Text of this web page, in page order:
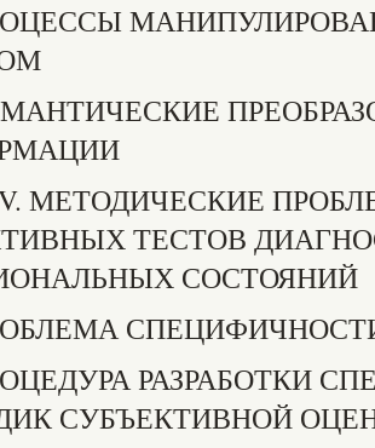
МЕТОДИЧЕСКИЕ
ТЕСТОВ
СОСТОЯНИЙ
РАЗРАБОТКИ
СУБЪЕКТИВНОЙ